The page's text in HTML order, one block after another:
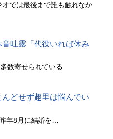
では最後まで誰も触れなか
吐露「代役いれば休み
数寄せられている
どせず趣里は悩んでい
年8月に結婚を…